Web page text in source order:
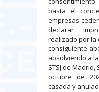
basta el
empresas
declarar
realizado por la
consiguiente
absolviendo a
STSJ de Madrid,
octubre de
casada y